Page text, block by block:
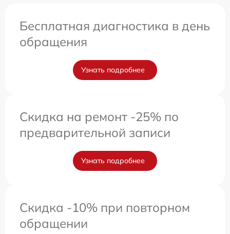
Бесплатная диагностика в день
обращения
Узнать подробнее
Скидка на ремонт -25% по
предварительной записи
Узнать подробнее
Скидка -10% при повторном
обращении